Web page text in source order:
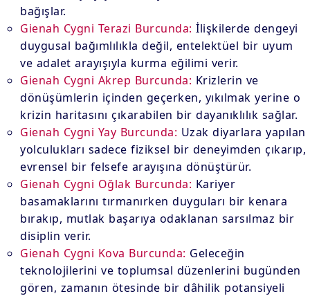
bağışlar.
Gienah Cygni Terazi Burcunda: İlişkilerde dengeyi
duygusal bağımlılıkla değil, entelektüel bir uyum
ve adalet arayışıyla kurma eğilimi verir.
Gienah Cygni Akrep Burcunda: Krizlerin ve
dönüşümlerin içinden geçerken, yıkılmak yerine o
krizin haritasını çıkarabilen bir dayanıklılık sağlar.
Gienah Cygni Yay Burcunda: Uzak diyarlara yapılan
yolculukları sadece fiziksel bir deneyimden çıkarıp,
evrensel bir felsefe arayışına dönüştürür.
Gienah Cygni Oğlak Burcunda: Kariyer
basamaklarını tırmanırken duyguları bir kenara
bırakıp, mutlak başarıya odaklanan sarsılmaz bir
disiplin verir.
Gienah Cygni Kova Burcunda: Geleceğin
teknolojilerini ve toplumsal düzenlerini bugünden
gören, zamanın ötesinde bir dâhilik potansiyeli